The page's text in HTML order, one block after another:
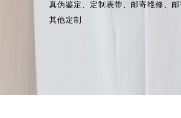
真伪鉴定、 定制表带、 邮寄维修、
其他定制